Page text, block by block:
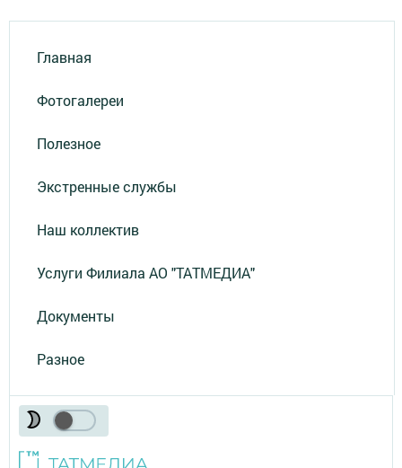
Главная
Фотогалереи
Полезное
Экстренные службы
Наш коллектив
Услуги Филиала АО "ТАТМЕДИА"
Документы
Разное